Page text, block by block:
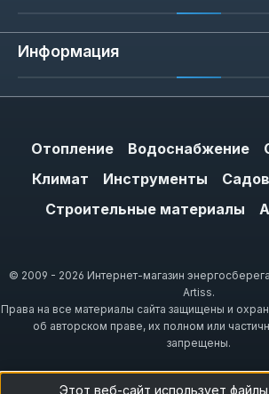
Информация
Отопление Водоснабжение
Климат
Инструменты
Строительные материалы
© 2009 - 2026 Интернет-магазин
Artiss.
Права на все материалы сайта защищены и
об авторском праве, их полном или
запрещены.
Этот веб-сайт использует